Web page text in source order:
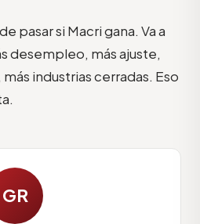
pasar si Macri gana. Va a
desempleo, más ajuste,
industrias cerradas. Eso
GR